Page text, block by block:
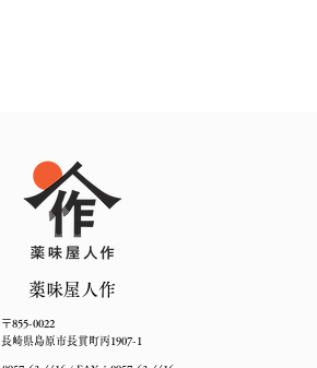
薬味屋人作
〒855-0022
長崎県島原市長貫町丙1907-1